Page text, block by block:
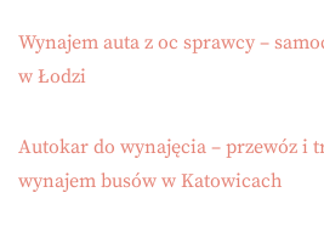
Wynajem auta z oc sprawcy –
w Łodzi
Autokar do wynajęcia – przewóz i
wynajem busów w Katowicach